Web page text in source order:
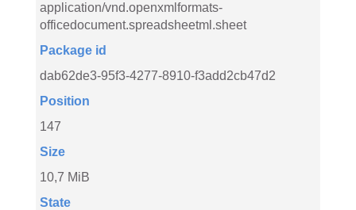
application/vnd.openxmlformats-
officedocument.spreadsheetml.sheet
Package id
dab62de3-95f3-4277-8910-f3add2cb47d2
Position
147
Size
10,7 MiB
State